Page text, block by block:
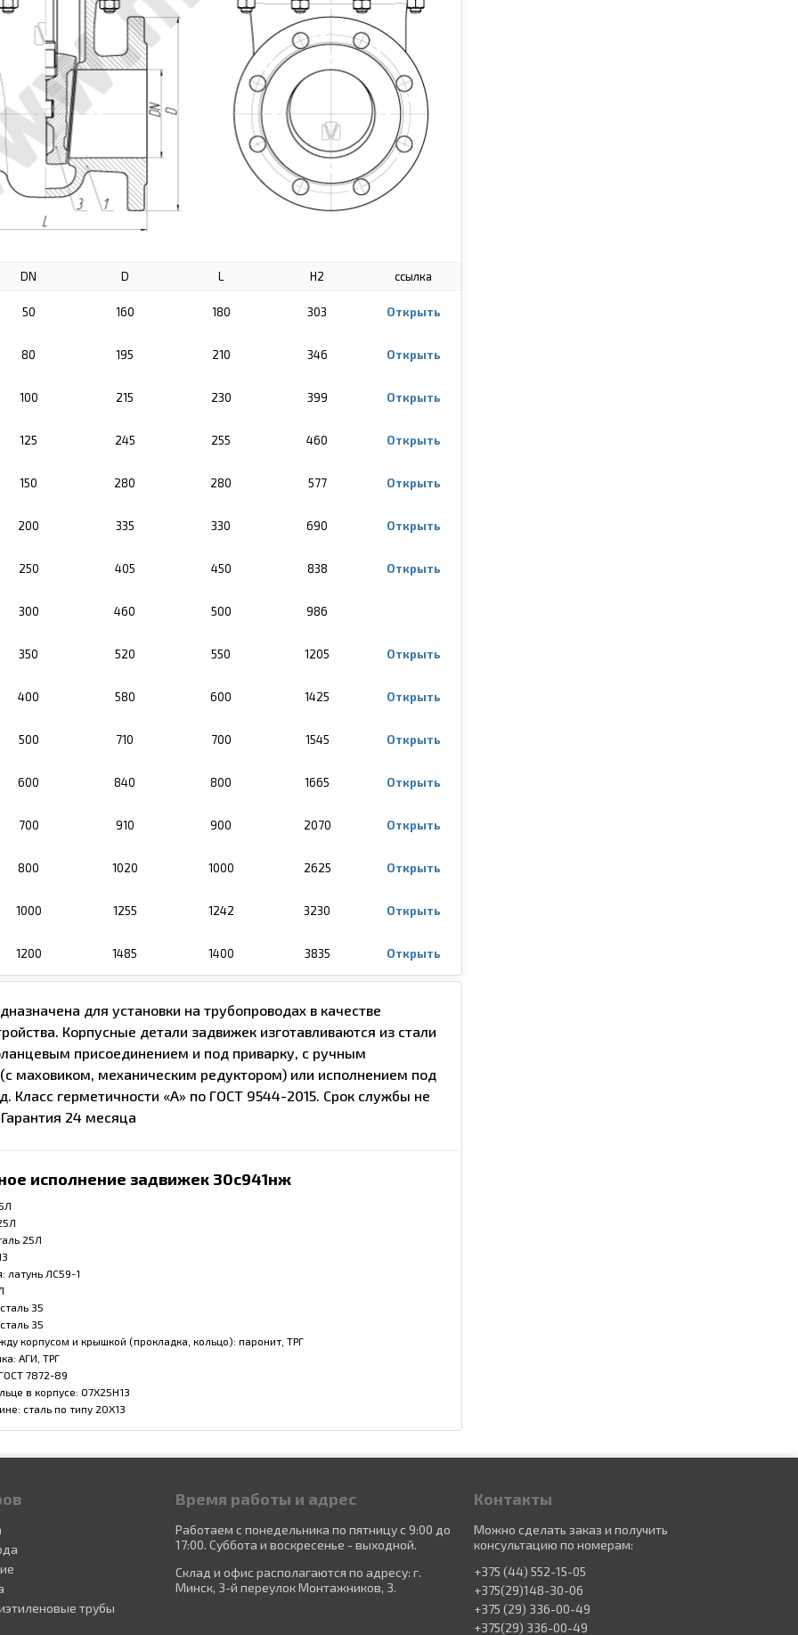
DN D L H2 ссылка
50 160 180 303 Открыть
80 195 210 346 Открыть
100 215 230 399 Открыть
125 245 255 460 Открыть
150 280 280 577 Открыть
200 335 330 690 Открыть
250 405 450 838 Открыть
300 460 500 986
350 520 550 1205 Открыть
400 580 600 1425 Открыть
500 710 700 1545 Открыть
600 840 800 1665 Открыть
700 910 900 2070 Открыть
800 1020 1000 2625 Открыть
1000 1255 1242 3230 Открыть
1200 1485 1400 3835 Открыть
для установки на трубопроводах в качестве
Корпусные детали задвижек изготавливаются из стали
присоединением и под приварку, с ручным
маховиком, механическим редуктором) или исполнением под
Класс герметичности «А» по ГОСТ 9544-2015. Срок службы не
24 месяца
исполнение задвижек 30с941нж
25Л
латунь ЛС59-1
35
35
корпусом и крышкой (прокладка, кольцо): паронит, ТРГ
АГИ, ТРГ
7872-89
в корпусе: 07Х25Н13
сталь по типу 20Х13
трубы
Время работы и адрес
Работаем с понедельника по пятницу с 9:00 до
17:00. Суббота и воскресенье - выходной.
Склад и офис располагаются по адресу: г.
Минск, 3-й переулок Монтажников, 3.
Контакты
Можно сделать заказ и получить
консультацию по номерам:
+375 (44) 552-15-05
+375(29)148-30-06
+375 (29) 336-00-49
+375(29) 336-00-49